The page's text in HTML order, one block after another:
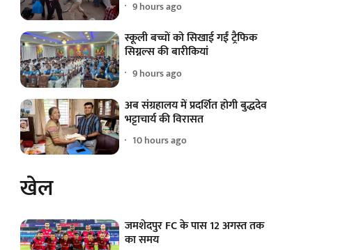
9 hours ago
स्कूली बच्चों को सिखाई गईं ट्रैफिक
सिग्नल्स की बारीकियां
9 hours ago
अब संग्रहालय में प्रदर्शित होगी बुद्धदेव
भट्टाचार्य की विरासत
10 hours ago
खेल
जमशेदपुर FC के पास 12 अगस्त तक
का समय